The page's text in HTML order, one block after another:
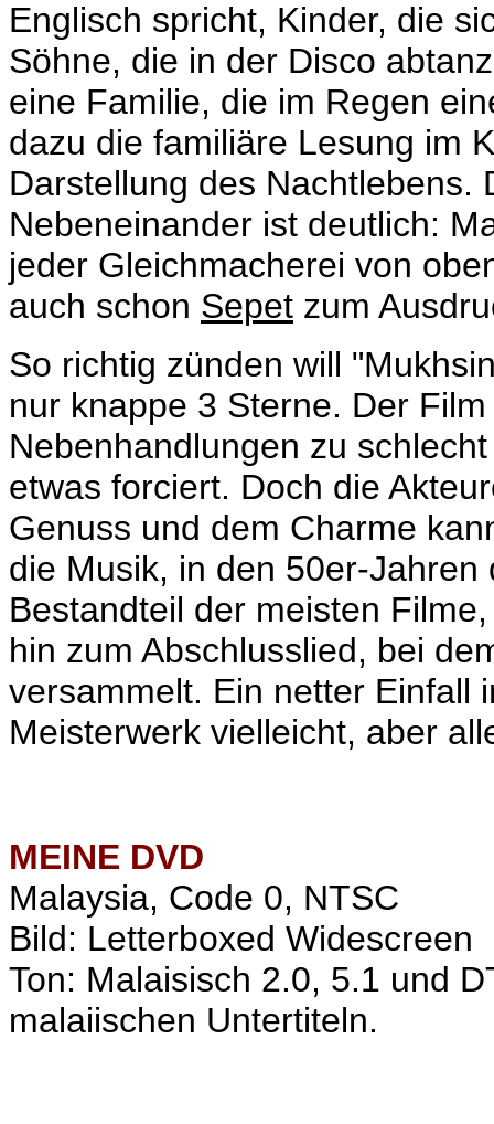
Englisch spricht, Kinder, die
Söhne, die in der Disco
eine Familie, die im Regen
dazu die familiäre Lesung im
Darstellung des Nachtlebens.
Nebeneinander ist deutlich:
jeder Gleichmacherei von
auch schon Sepet zum
So richtig zünden will
nur knappe 3 Sterne. Der
Nebenhandlungen zu
etwas forciert. Doch die
Genuss und dem Charme
die Musik, in den 50er-
Bestandteil der meisten
hin zum Abschlusslied, bei
versammelt. Ein netter Einfall
Meisterwerk vielleicht, aber
MEINE DVD
Malaysia, Code 0, NTSC
Bild: Letterboxed Widescreen
Ton: Malaisisch 2.0, 5.1 und
malaiischen Untertiteln.